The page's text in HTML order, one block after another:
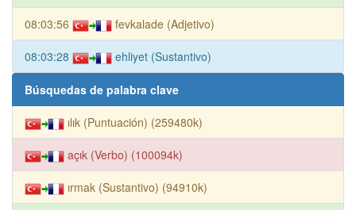
08:03:56 fevkalade (Adjetivo)
08:03:28 ehliyet (Sustantivo)
Búsquedas de palabra clave
ılık (Puntuación) (259480k)
açık (Verbo) (100094k)
ırmak (Sustantivo) (94910k)